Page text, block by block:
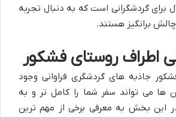
برای گردشگرانی است که به دنبال تجربه
برانگیز هستند.
اطراف روستای فشکور
جاذبه های گردشگری فراوانی وجود
ها می تواند سفر شما را کامل تر و به
در این بخش به معرفی برخی از مهم ترین